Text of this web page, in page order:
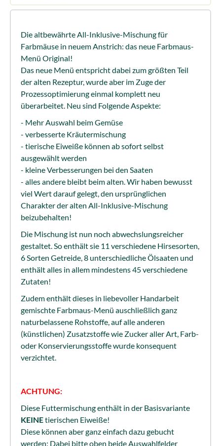
Die altbewährte All-Inklusive-Mischung für
Farbmäuse in neuem Anstrich: das neue Farbmaus-
Menü Original!
Das neue Menü entspricht dabei zum größten Teil
der alten Rezeptur, wurde aber im Zuge der
Prozessoptimierung einmal komplett neu
überarbeitet. Neu sind Folgende Aspekte:
- Mehr Auswahl beim Gemüse
- verbesserte Kräutermischung
- tierische Eiweiße können ab sofort selbst
ausgewählt werden
- kleine Verbesserungen bei den Saaten
- alles andere bleibt beim alten. Wir haben bewusst
viel Wert darauf gelegt, den ursprünglichen
Charakter der alten All-Inklusive-Mischung
beizubehalten!
Die Mischung ist nun noch abwechslungsreicher
gestaltet. So enthält sie 11 verschiedene Hirsesorten,
6 Sorten Getreide, 8 unterschiedliche Ölsaaten und
enthält alles in allem mindestens 45 verschiedene
Zutaten!
Zudem enthält dieses in liebevoller Handarbeit
gemischte Farbmaus-Menü auschließlich ganz
naturbelassene Rohstoffe, auf alle anderen
(künstlichen) Zusatzstoffe wie Zucker aller Art, Farb-
oder Konservierungsstoffe wurde konsequent
verzichtet.
ACHTUNG:
Diese Futtermischung enthält in der Basisvariante
KEINEtierischen Eiweiße!
Diese können aber ganz einfach dazu gebucht
werden: Dabei bitte oben beideAuswahlfelder